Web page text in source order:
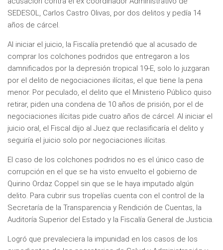
SEDESOL, Carlos Castro Olivas, por dos delitos y pedía 14
años de cárcel.
Al iniciar el juicio, la Fiscalía pretendió que al acusado de
comprar los colchones podridos que entregaron a los
damnificados por la depresión tropical 19-E, solo lo juzgaran
por el delito de negociaciones ilícitas, el que tiene la pena
menor. Por peculado, el delito que el Ministerio Público quiso
retirar, piden una condena de 10 años de prisión, por el de
negociaciones ilícitas pide cuatro años de cárcel. Al iniciar el
juicio oral, el Fiscal dijo al Juez que reclasificaría el delito y
seguiría el juicio solo por negociaciones ilícitas.
El caso de los colchones podridos no es el único caso de
corrupción en el que se ha visto envuelto el gobierno de
Quirino Ordaz Coppel sin que se le haya imputado algún
delito. Para cubrir sus tropelías cuenta con el control de la
Secretaría de la Transparencia y Rendición de Cuentas, la
Auditoría Superior del Estado y la Fiscalía General de Justicia.
Logró que prevaleciera la impunidad en los casos de los